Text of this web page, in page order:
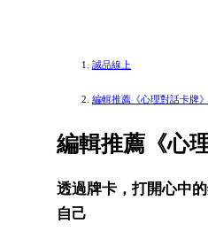
誠品線上
編輯推薦《心理對話卡牌》
編輯推薦《心
透過牌卡，打開心中
自己